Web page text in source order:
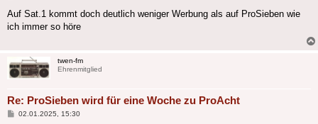
Auf Sat.1 kommt doch deutlich weniger Werbung als auf ProSieben wie
ich immer so höre
twen-fm
Ehrenmitglied
Re: ProSieben wird für eine Woche zu ProAcht
Beitrag
02.01.2025, 15:30